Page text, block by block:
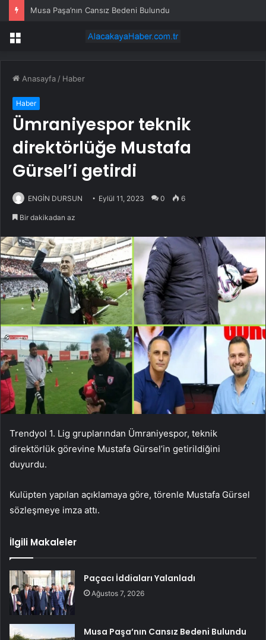
Musa Paşa’nın Cansız Bedeni Bulundu
Menü
Anasayfa / Haber
Haber
Ümraniyespor teknik
direktörlüğe Mustafa
Gürsel’i getirdi
ENGİN DURSUN Eylül 11, 2023 0 6
Bir dakikadan az
Trendyol 1. Lig gruplarından Ümraniyespor, teknik
direktörlük görevine Mustafa Gürsel’in getirildiğini
duyurdu.
Kulüpten yapılan açıklamaya göre, törenle Mustafa Gürsel
sözleşmeye imza attı.
İlgili Makaleler
Paçacı İddiaları Yalanladı
Ağustos 7, 2026
Musa Paşa’nın Cansız Bedeni Bulundu